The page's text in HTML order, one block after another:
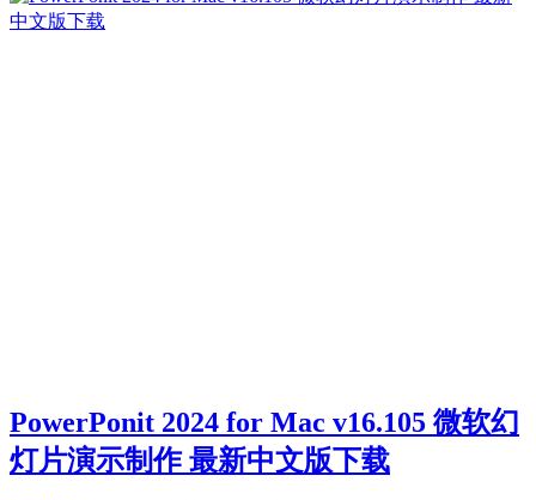
PowerPonit 2024 for Mac v16.105 微软幻
灯片演示制作 最新中文版下载